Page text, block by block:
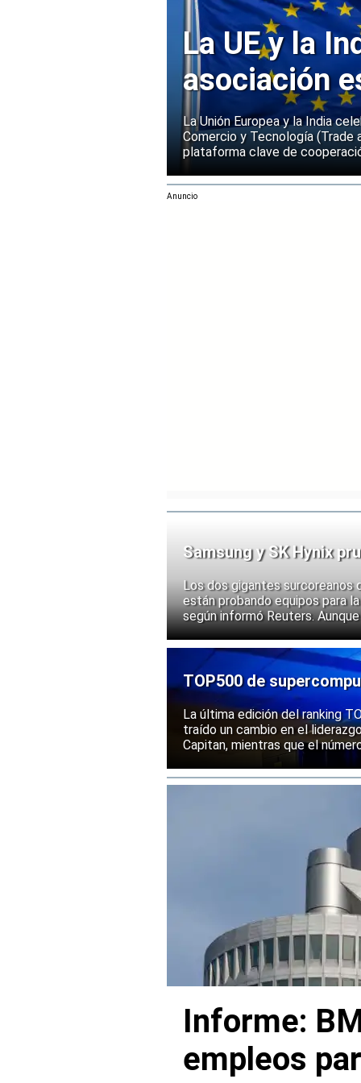
La UE y la
asociación
La Unión Europea y la India
Comercio y Tecnología (Trade
plataforma clave de
Anuncio
Samsung y SK Hynix
Los dos gigantes surcoreanos
están probando equipos para
según informó Reuters.
implementación, las acciones
ante la posibilidad de un
exportación de tecnologías
TOP500 de
mantiene una posición
La última edición del ranking
traído un cambio en el
Capitan, mientras que el
mantenido su posición entre
rendimiento.
Informe:
empleos